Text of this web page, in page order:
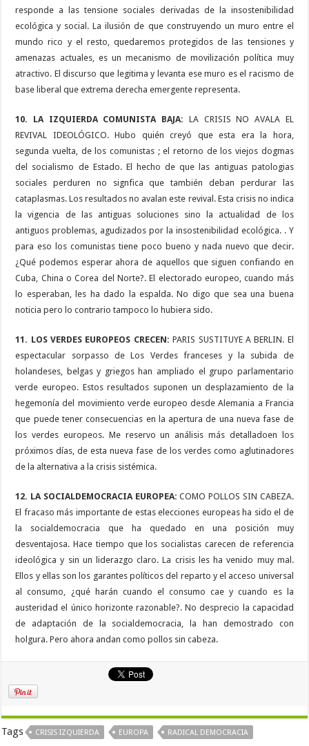
responde a las tensione sociales derivadas de la insostenibilidad
ecológica y social. La ilusión de que construyendo un muro entre el
mundo rico y el resto, quedaremos protegidos de las tensiones y
amenazas actuales, es un mecanismo de movilización política muy
atractivo. El discurso que legitima y levanta ese muro es el racismo de
base liberal que extrema derecha emergente representa.
10. LA IZQUIERDA COMUNISTA BAJA: LA CRISIS NO AVALA EL
REVIVAL IDEOLÓGICO. Hubo quién creyó que esta era la hora,
segunda vuelta, de los comunistas ; el retorno de los viejos dogmas
del socialismo de Estado. El hecho de que las antiguas patologias
sociales perduren no signfica que también deban perdurar las
cataplasmas. Los resultados no avalan este revival. Esta crisis no indica
la vigencia de las antiguas soluciones sino la actualidad de los
antiguos problemas, agudizados por la insostenibilidad ecológica. . Y
para eso los comunistas tiene poco bueno y nada nuevo que decir.
¿Qué podemos esperar ahora de aquellos que siguen confiando en
Cuba, China o Corea del Norte?. El electorado europeo, cuando más
lo esperaban, les ha dado la espalda. No digo que sea una buena
noticia pero lo contrario tampoco lo hubiera sido.
11. LOS VERDES EUROPEOS CRECEN: PARIS SUSTITUYE A BERLIN. El
espectacular sorpasso de Los Verdes franceses y la subida de
holandeses, belgas y griegos han ampliado el grupo parlamentario
verde europeo. Estos resultados suponen un desplazamiento de la
hegemonía del movimiento verde europeo desde Alemania a Francia
que puede tener consecuencias en la apertura de una nueva fase de
los verdes europeos. Me reservo un análisis más detalladoen los
próximos días, de esta nueva fase de los verdes como aglutinadores
de la alternativa a la crisis sistémica.
12. LA SOCIALDEMOCRACIA EUROPEA: COMO POLLOS SIN CABEZA.
El fracaso más importante de estas elecciones europeas ha sido el de
la socialdemocracia que ha quedado en una posición muy
desventajosa. Hace tiempo que los socialistas carecen de referencia
ideológica y sin un liderazgo claro. La crisis les ha venido muy mal.
Ellos y ellas son los garantes políticos del reparto y el acceso universal
al consumo, ¿qué harán cuando el consumo cae y cuando es la
austeridad el único horizonte razonable?. No desprecio la capacidad
de adaptación de la socialdemocracia, la han demostrado con
holgura. Pero ahora andan como pollos sin cabeza.
Tags CRISIS IZQUIERDA EUROPA RADICAL DEMOCRACIA